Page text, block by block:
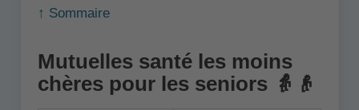
↑ Sommaire
Mutuelles santé les moins
chères pour les seniors 👵👴